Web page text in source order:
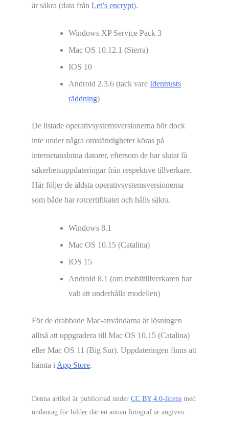
är säkra (data frånLet’s encrypt).
Windows XP Service Pack 3
Mac OS 10.12.1 (Sierra)
IOS 10
Android 2.3.6 (tack vareIdentrusts
räddning)
De listade operativsystemsversionerna bör dock
inte under några omständigheter köras på
internetanslutna datorer, eftersom de har slutat få
säkerhetsuppdateringar från respektive tillverkare.
Här följer de äldsta operativsystemsversionerna
som både har rotcertifikatet och hålls säkra.
Windows 8.1
Mac OS 10.15 (Catalina)
IOS 15
Android 8.1 (om mobiltillverkaren har
valt att underhålla modellen)
För de drabbade Mac-användarna är lösningen
alltså att uppgradera till Mac OS 10.15 (Catalina)
eller Mac OS 11 (Big Sur). Uppdateringen finns att
hämta i App Store.
Denna artikel är publicerad underCC BY 4.0-licens med
undantag för bilder där en annan fotograf är angiven.